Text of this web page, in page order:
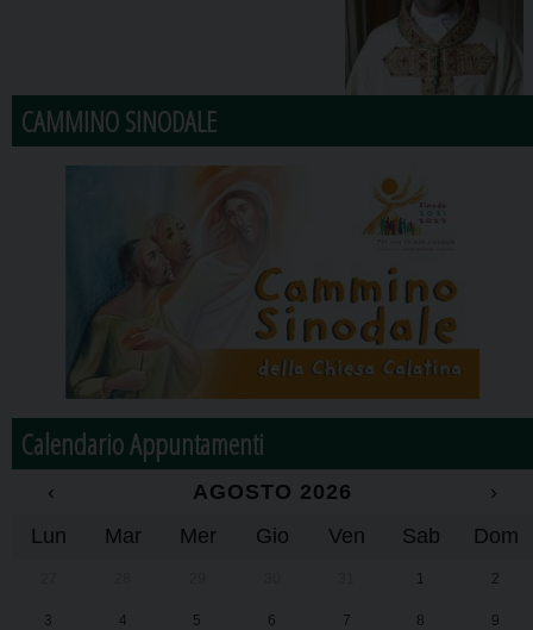
CAMMINO SINODALE
Calendario Appuntamenti
‹ AGOSTO 2026
›
Lun
Mar Mer Gio Ven Sab Dom
1 2
3 4 5 6 7 8 9